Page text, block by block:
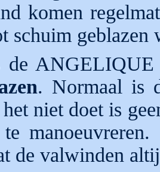
komen
schuim geblazen
de
. Normaal is
niet doet is
de valwinden